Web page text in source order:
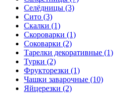
Селёдницы (3)
Сито (3)
Скалки (1)
Скороварки (1)
Соковарки (2)
Тарелки декоративные (1)
Турки (2)
Фрукторезки (1)
Чашки заварочные (10)
Яйцерезки (2)